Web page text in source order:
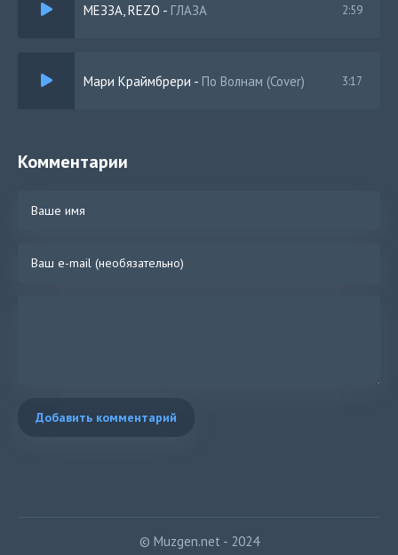
МЕЗЗА, REZO - ГЛАЗА 2:59
Мари Краймбрери - По Волнам (Cover) 3:17
Комментарии
Добавить комментарий
© Muzgen.net - 2024